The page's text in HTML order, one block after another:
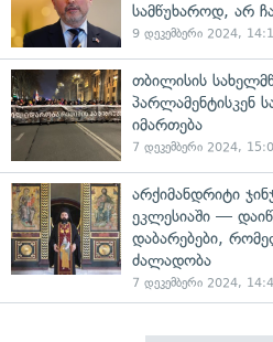
სამწუხაროდ, არ
9 დეკემბერი 2024,
თბილისის
პარლამენტისკენ
იმართება
7 დეკემბერი 2024,
არქიმანდრიტი
ეკლესიაში —
დაბარებები,
ძალადობა
7 დეკემბერი 2024,